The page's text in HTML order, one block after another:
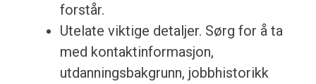
forstår.
Utelate viktige detaljer. Sørg for å ta
med kontaktinformasjon,
utdanningsbakgrunn, jobbhistorikk